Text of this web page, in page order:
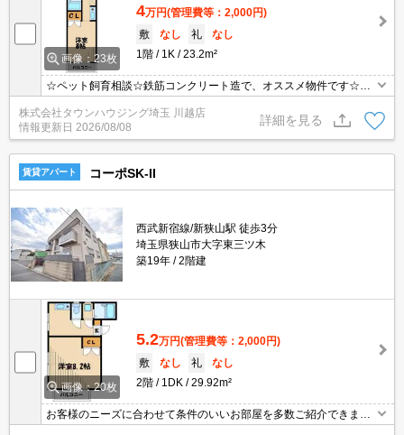
画像：23枚
4万円(管理費等：2,000円)
敷
なし 礼
なし
1階
1K 23.2m²
☆ペット飼育相談☆鉄筋コンクリート造で、オススメ物件です☆小
型犬又は猫と一緒に暮らせるＲＣマンション！
株式会社タウンハウジング埼玉 川越店
情報更新日 2026/08/08
詳細を見る
賃貸アパート コーポSK-II
西武新宿線/新狭山駅 徒歩3分
埼玉県狭山市大字東三ツ木
築19年
2階建
画像：20枚
5.2万円(管理費等：2,000円)
敷
なし 礼
なし
2階
1DK 29.92m²
お客様のニーズに合わせて条件のいいお部屋を多数ご紹介できます♪
情報数No.1のタウンハウジングまで是非お問い合わせください！